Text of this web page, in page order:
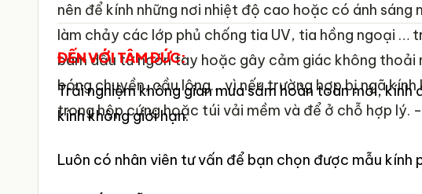
nên để kính những nơi nhiệt độ cao hoặc có ánh
làm chảy các lớp phủ chống tia UV, tia hồng ngoại …
bám dầu từ ngón tay hoặc gây cảm giác không thoải
bóng chuyền, cầu lông… vì nếu trường hợp bị ngã
trong hộp cứng hoặc túi vải mềm và để ở chỗ hợp lý.
ĐẾN VỚI TÂM ĐỨC:
Trải nghiệm không gian mua sắm hoàn toàn mới,
kính không giới hạn.
Luôn có nhân viên tư vấn để bạn chọn được mẫu